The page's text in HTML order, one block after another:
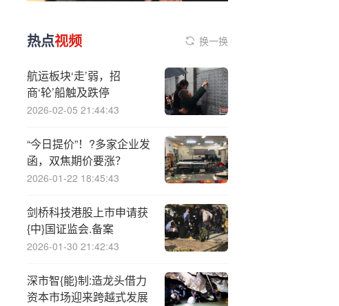
热点视频 换一换
航运板块‘走’弱，招
商‘轮’船触及跌停
2026-02-05 21:44:43
“今日提价”！?多家企业发
函，双焦期价要涨？
2026-01-22 18:45:43
剑桥科技港股上市申请获
{中}国证监会.备案
2026-01-30 21:42:43
深市智{能}制:造龙头借力
资本市场迎来跨越式发展